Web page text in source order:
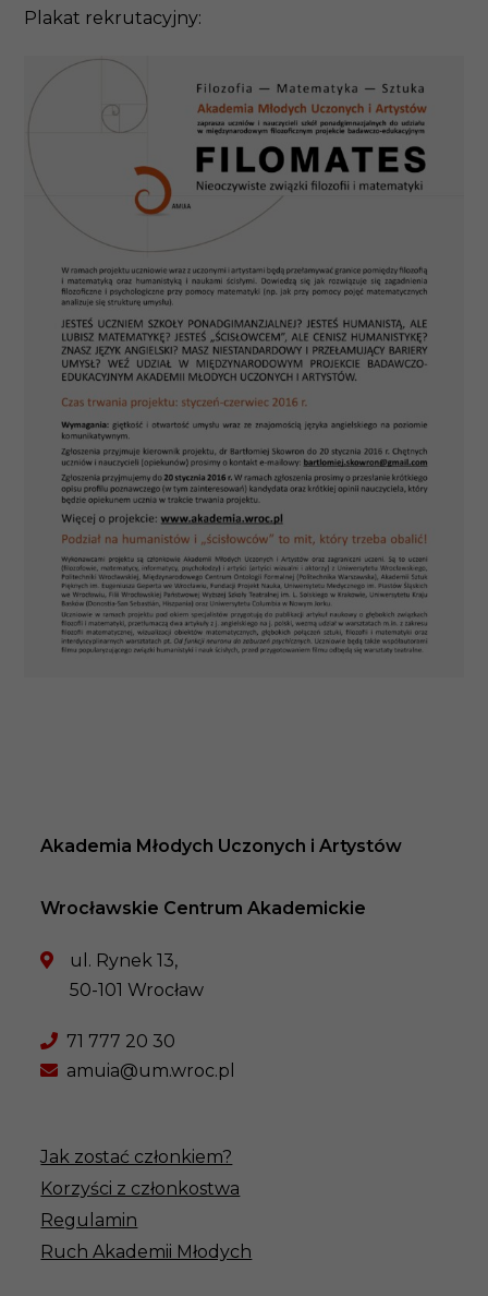
Plakat rekrutacyjny:
Akademia Młodych Uczonych i Artystów
Wrocławskie Centrum Akademickie
ul. Rynek 13,
50-101 Wrocław
71 777 20 30
amuia@um.wroc.pl
Jak zostać członkiem?
Korzyści z członkostwa
Regulamin
Ruch Akademii Młodych